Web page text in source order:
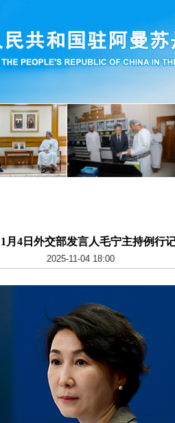
月4日外交部发言人毛宁主持例行
2025-11-04 18:00